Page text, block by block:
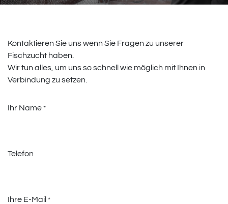
Kontaktieren Sie uns wenn Sie Fragen zu unserer
Fischzucht haben.
Wir tun alles, um uns so schnell wie möglich mit Ihnen in
Verbindung zu setzen.
Ihr Name *
Telefon
Ihre E-Mail *